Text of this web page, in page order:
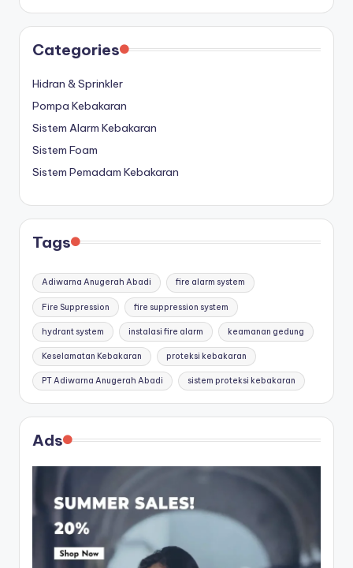
Categories
Hidran & Sprinkler
Pompa Kebakaran
Sistem Alarm Kebakaran
Sistem Foam
Sistem Pemadam Kebakaran
Tags
Adiwarna Anugerah Abadi fire alarm system
Fire Suppression fire suppression system
hydrant system instalasi fire alarm keamanan gedung
Keselamatan Kebakaran proteksi kebakaran
PT Adiwarna Anugerah Abadi sistem proteksi kebakaran
Ads